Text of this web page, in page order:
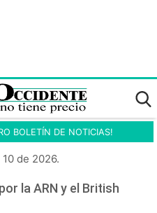
BOLETÍN DE NOTICIAS!
de 2026.
la ARN y el British